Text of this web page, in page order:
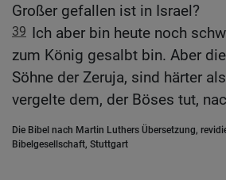
Großer gefallen ist in Israel?
39 Ich aber bin heute noch
zum König gesalbt bin. Aber
Söhne der Zeruja, sind härter
vergelte dem, der Böses tut,
Die Bibel nach Martin Luthers Übersetzung,
Bibelgesellschaft, Stuttgart